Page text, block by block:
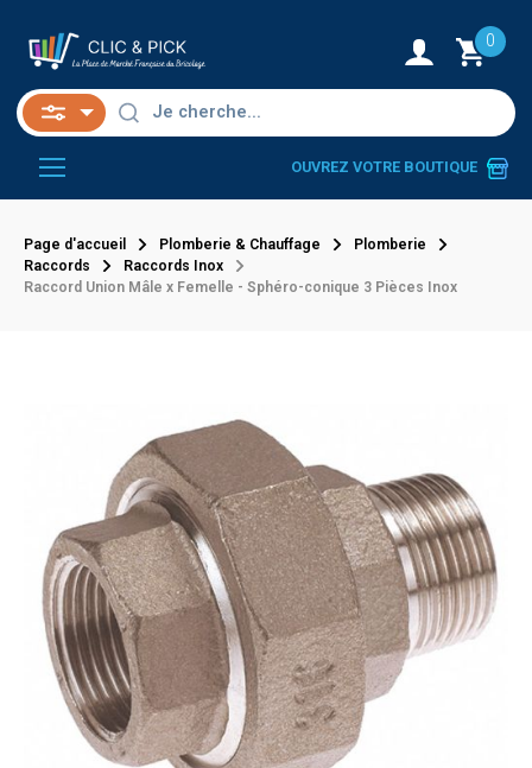
0
OUVREZ VOTRE BOUTIQUE
Page d'accueil Plomberie & Chauffage
Plomberie
Raccords
Raccords Inox
Raccord Union Mâle x Femelle - Sphéro-conique 3 Pièces Inox